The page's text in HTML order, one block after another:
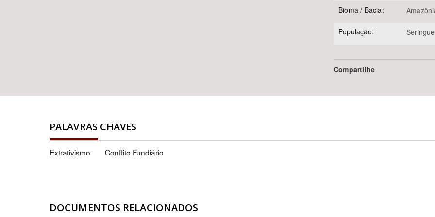
Bioma / Bacia:
População:
Compartilhe
PALAVRAS CHAVES
Extrativismo Conflito Fundiário
DOCUMENTOS RELACIONADOS